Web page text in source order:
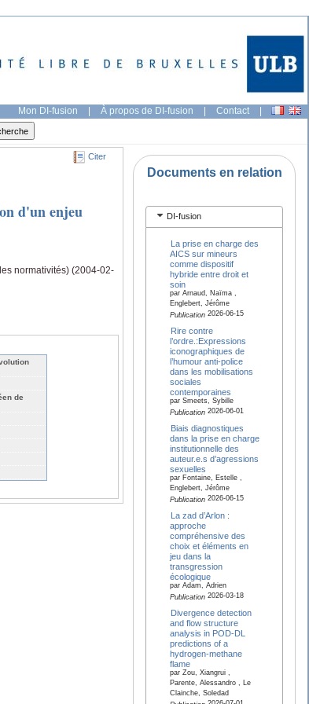
Mon DI-fusion | À propos de DI-fusion | Contact |
Citer
d'un enjeu
normativités) (2004-02-
de
Documents en relation
DI-fusion
La prise en charge des
AICS sur mineurs
comme dispositif
hybride entre droit et
soin
par Arnaud, Naïma ,
Englebert, Jérôme
Publication2026-06-15
Rire contre
l’ordre.:Expressions
iconographiques de
l’humour anti-police
dans les mobilisations
sociales
contemporaines
par Smeets, Sybille
Publication2026-06-01
Biais diagnostiques
dans la prise en charge
institutionnelle des
auteur.e.s d’agressions
sexuelles
par Fontaine, Estelle ,
Englebert, Jérôme
Publication2026-06-15
La zad d’Arlon :
approche
compréhensive des
choix et éléments en
jeu dans la
transgression
écologique
par Adam, Adrien
Publication2026-03-18
Divergence detection
and flow structure
analysis in POD-DL
predictions of a
hydrogen-methane
flame
par Zou, Xiangrui ,
Parente, Alessandro , Le
Clainche, Soledad